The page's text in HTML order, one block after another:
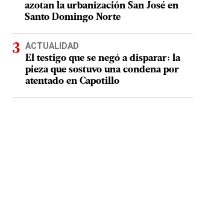
azotan la urbanización San José en
Santo Domingo Norte
ACTUALIDAD
El testigo que se negó a disparar: la
pieza que sostuvo una condena por
atentado en Capotillo